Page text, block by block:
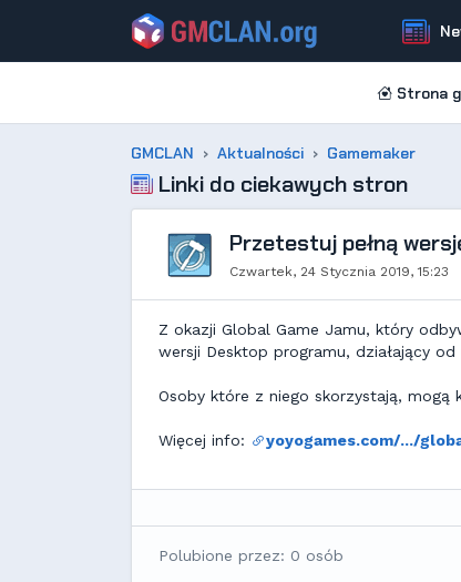
Strona
GMCLAN Aktualności Gamemaker
Linki do ciekawych stron
Przetestuj pełną
Czwartek, 24 Stycznia 2019, 15:23
Z okazji Global Game Jamu, który
wersji Desktop programu, działający
Osoby które z niego skorzystają, mogą
Więcej info: yoyogames.com/.../
Polubione przez: 0 osób